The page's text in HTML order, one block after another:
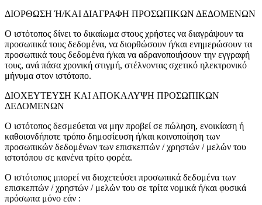
ΔΙΟΡΘΩΣΗ Ή/ΚΑΙ ΔΙΑΓΡΑΦΗ ΠΡΟΣΩΠΙΚΩΝ ΔΕΔΟΜΕΝΩΝ
Ο ιστότοπος δίνει το δικαίωμα στους χρήστες να διαγράψουν τα
προσωπικά τους δεδομένα, να διορθώσουν ή/και ενημερώσουν τα
προσωπικά τους δεδομένα ή/και να αδρανοποιήσουν την εγγραφή
τους, ανά πάσα χρονική στιγμή, στέλνοντας σχετικό ηλεκτρονικό
μήνυμα στον ιστότοπο.
ΔΙΟΧΕΥΤΕΥΣΗ ΚΑΙ ΑΠΟΚΑΛΥΨΗ ΠΡΟΣΩΠΙΚΩΝ
ΔΕΔΟΜΕΝΩΝ
Ο ιστότοπος δεσμεύεται να μην προβεί σε πώληση, ενοικίαση ή
καθοιονδήποτε τρόπο δημοσίευση ή/και κοινοποίηση των
προσωπικών δεδομένων των επισκεπτών / χρηστών / μελών του
ιστοτόπου σε κανένα τρίτο φορέα.
Ο ιστότοπος μπορεί να διοχετεύσει προσωπικά δεδομένα των
επισκεπτών / χρηστών / μελών του σε τρίτα νομικά ή/και φυσικά
πρόσωπα μόνο εάν :